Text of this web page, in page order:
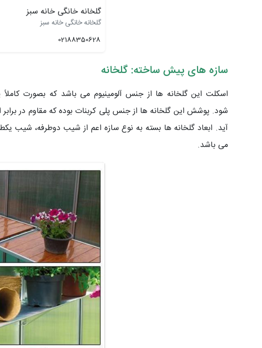
گلخانه خانگی خانه سبز
گلخانه خانگی خانه سبز
02188350628
سازه های پیش ساخته: گلخانه
اسکلت این گلخانه ها از جنس آلومینیوم می باشد که بصورت
شود.
آید. ابعاد گلخانه ها بسته به نوع سازه اعم از شیب دوطرفه،
می باشد.